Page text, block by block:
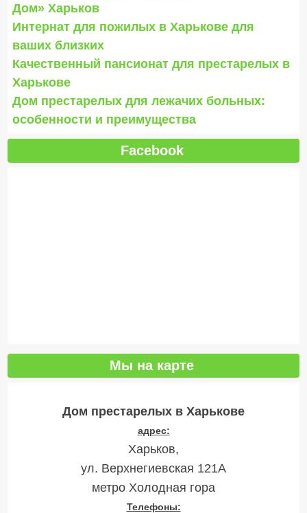
Дом» Харьков
Интернат для пожилых в Харькове для
ваших близких
Качественный пансионат для престарелых в
Харькове
Дом престарелых для лежачих больных:
особенности и преимущества
Facebook
Мы на карте
Дом престарелых в Харькове
адрес:
Харьков,
ул. Верхнегиевская 121А
метро Холодная гора
Телефоны: